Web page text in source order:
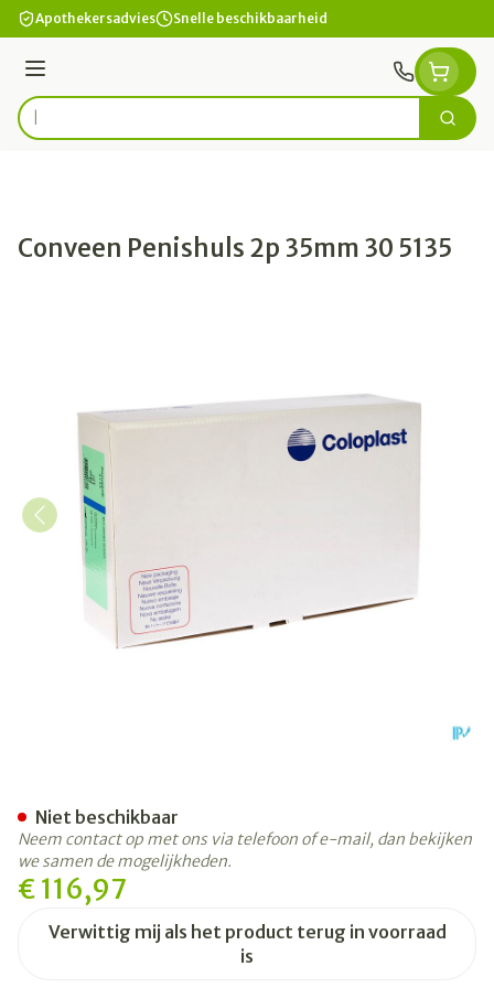
Ga naar de inhoud
Apothekersadvies Snelle beschikbaarheid
Menu
Product, merk, categorie... Zoek
Conveen Penishuls 2p 35mm 30 5135
€ 116,97
Verwittig mij als het product terug in voorraad
is
Niet beschikbaar
Neem contact op met ons via telefoon of e-mail, dan bekijken
we samen de mogelijkheden.